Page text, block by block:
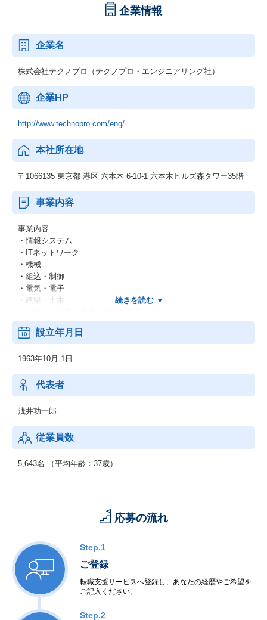
企業情報
企業名
株式会社テクノプロ（テクノプロ・エンジニアリング社）
企業HP
http://www.technopro.com/eng/
本社所在地
〒1066135 東京都 港区 六本木 6-10-1 六本木ヒルズ森タワー35階
事業内容
事業内容
・情報システム
・ITネットワーク
・機械
・組込・制御
・電気・電子
・建築・土木
・金融業における業務コンサル
・SI業におけるテスト・検証、ツール開発
ボディ、シャーシ設計／ワイヤーハーネス設計生産技術
：生産ライン制御システムの開発品質管理
：生産設備保全、改善業務生産管理：生産管理システム開発・保
守社内システム
：財務管理システム／社内ネットワーク構築
設立年月日
1963年10月 1日
代表者
浅井功一郎
従業員数
5,643名 （平均年齢：37歳）
応募の流れ
Step.1
ご登録
転職支援サービスへ登録し、あなたの経歴やご希望を
ご記入ください。
Step.2